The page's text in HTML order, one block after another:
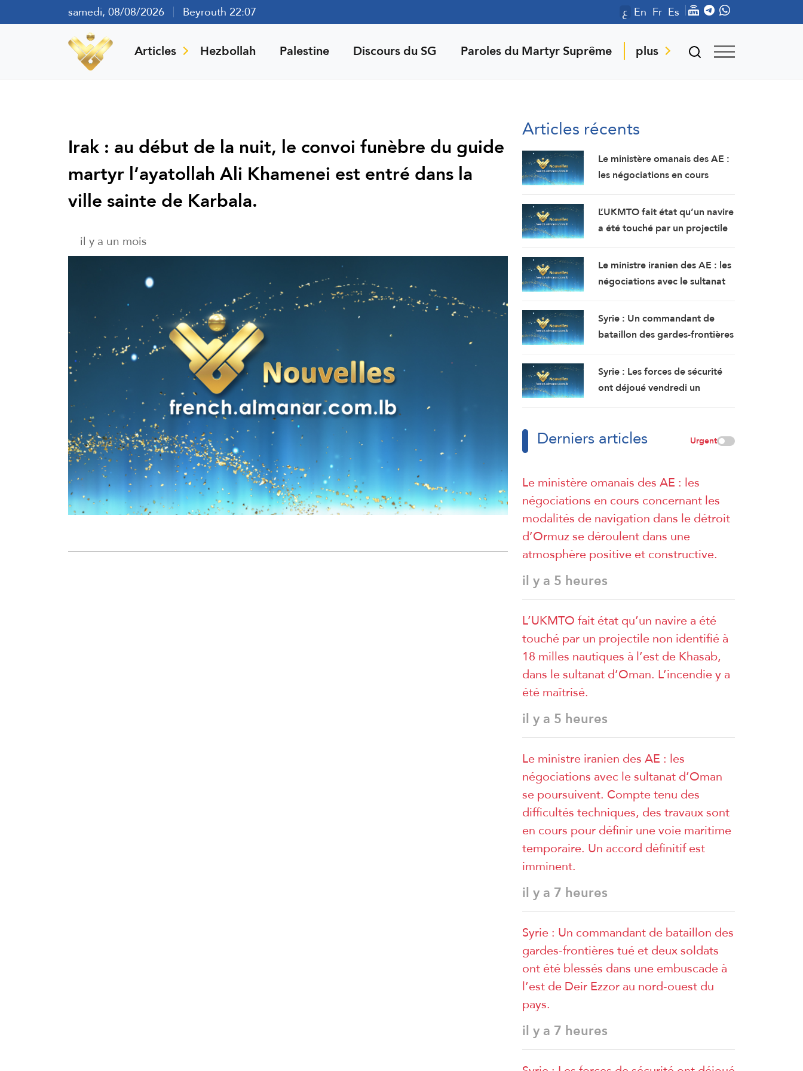
samedi, 08/08/2026 Beyrouth 22:07 ع En Fr Es
Articles Hezbollah Palestine Discours du SG Paroles du Martyr Suprême plus
Irak : au début de la nuit, le convoi funèbre du guide
martyr l’ayatollah Ali Khamenei est entré dans la
ville sainte de Karbala.
il y a un mois
Articles récents
Le ministère omanais des AE :
les négociations en cours
navigation dans le détroit
d’Ormuz se déroulent dans
une atmosphère positive et
L’UKMTO fait état qu’un navire
a été touché par un projectile
nautiques à l’est de Khasab,
dans le sultanat d’Oman.
L’incendie y a été maîtrisé.
Le ministre iranien des AE : les
négociations avec le sultanat
Compte tenu des difficultés
techniques, des travaux sont
en cours pour définir une voie
accord définitif est imminent.
Syrie : Un commandant de
bataillon des gardes-frontières
blessés dans une embuscade à
l’est de Deir Ezzor au nord-
ouest du pays.
Syrie : Les forces de sécurité
ont déjoué vendredi un
Sayyeda Zeinab dans la
Derniers articles Urgent
Le ministère omanais des AE : les
négociations en cours concernant les
modalités de navigation dans le détroit
d’Ormuz se déroulent dans une
atmosphère positive et constructive.
il y a 5 heures
L’UKMTO fait état qu’un navire a été
touché par un projectile non identifié à
18 milles nautiques à l’est de Khasab,
dans le sultanat d’Oman. L’incendie y a
été maîtrisé.
il y a 5 heures
Le ministre iranien des AE : les
négociations avec le sultanat d’Oman
se poursuivent. Compte tenu des
difficultés techniques, des travaux sont
en cours pour définir une voie maritime
temporaire. Un accord définitif est
imminent.
il y a 7 heures
Syrie : Un commandant de bataillon des
gardes-frontières tué et deux soldats
ont été blessés dans une embuscade à
l’est de Deir Ezzor au nord-ouest du
pays.
il y a 7 heures